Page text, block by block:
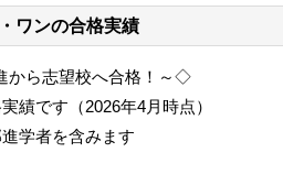
ワンの合格実績
から志望校へ合格！～◇
績です（2026年4月時点）
学者を含みます